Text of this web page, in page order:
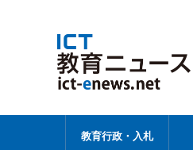
教育行政・入札